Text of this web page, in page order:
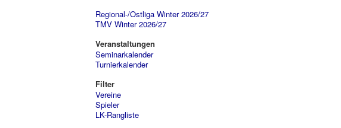
Regional-/Ostliga Winter 2026/27
TMV Winter 2026/27
Veranstaltungen
Seminarkalender
Turnierkalender
Filter
Vereine
Spieler
LK-Rangliste